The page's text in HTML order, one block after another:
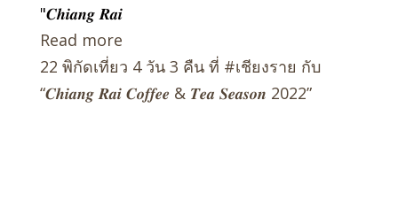
"𝑪𝒉𝒊𝒂𝒏𝒈 𝑹𝒂𝒊
Read more
22 พิกัดเที่ยว 4 วัน 3 คืน ที่ #เชียงราย กับ
“𝑪𝒉𝒊𝒂𝒏𝒈 𝑹𝒂𝒊 𝑪𝒐𝒇𝒇𝒆𝒆 & 𝑻𝒆𝒂 𝑺𝒆𝒂𝒔𝒐𝒏 2022”